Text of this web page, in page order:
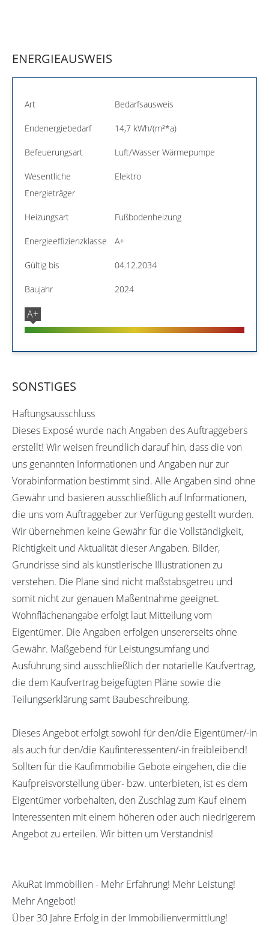
ENERGIEAUSWEIS
Art Bedarfsausweis
Endenergiebedarf 14,7 kWh/(m²*a)
Befeuerungsart Luft/Wasser Wärmepumpe
Wesentliche
Energieträger
Elektro
Heizungsart Fußbodenheizung
Energieeffizienzklasse A+
Gültig bis 04.12.2034
Baujahr 2024
A+
SONSTIGES
Haftungsausschluss
Dieses Exposé wurde nach Angaben des Auftraggebers
erstellt! Wir weisen freundlich darauf hin, dass die von
uns genannten Informationen und Angaben nur zur
Vorabinformation bestimmt sind. Alle Angaben sind ohne
Gewähr und basieren ausschließlich auf Informationen,
die uns vom Auftraggeber zur Verfügung gestellt wurden.
Wir übernehmen keine Gewähr für die Vollständigkeit,
Richtigkeit und Aktualität dieser Angaben. Bilder,
Grundrisse sind als künstlerische Illustrationen zu
verstehen. Die Pläne sind nicht maßstabsgetreu und
somit nicht zur genauen Maßentnahme geeignet.
Wohnflächenangabe erfolgt laut Mitteilung vom
Eigentümer. Die Angaben erfolgen unsererseits ohne
Gewähr. Maßgebend für Leistungsumfang und
Ausführung sind ausschließlich der notarielle Kaufvertrag,
die dem Kaufvertrag beigefügten Pläne sowie die
Teilungserklärung samt Baubeschreibung.
Dieses Angebot erfolgt sowohl für den/die Eigentümer/-in
als auch für den/die Kaufinteressenten/-in freibleibend!
Sollten für die Kaufimmobilie Gebote eingehen, die die
Kaufpreisvorstellung über- bzw. unterbieten, ist es dem
Eigentümer vorbehalten, den Zuschlag zum Kauf einem
Interessenten mit einem höheren oder auch niedrigerem
Angebot zu erteilen. Wir bitten um Verständnis!
AkuRat Immobilien - Mehr Erfahrung! Mehr Leistung!
Mehr Angebot!
Über 30 Jahre Erfolg in der Immobilienvermittlung!